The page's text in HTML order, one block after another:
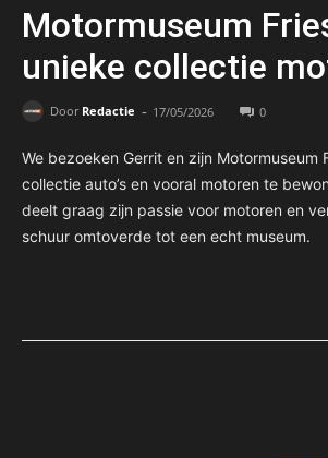
Motormuseum
unieke collectie
Door Redactie - 17/05/2026 0
We bezoeken Gerrit en zijn Motormuseum
collectie auto’s en vooral motoren te
deelt graag zijn passie voor motoren en
schuur omtoverde tot een echt museum.